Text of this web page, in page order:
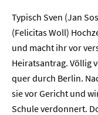
Typisch Sven (Jan
(Felicitas Woll)
und macht ihr vor
Heiratsantrag. Völlig
quer durch Berlin.
sie vor Gericht und
Schule verdonnert.